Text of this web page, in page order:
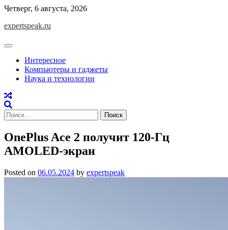
Skip
content
Четверг, 6 августа, 2026
expertspeak.ru
Интересное
Компьютеры и гаджеты
Наука и технологии
Найти:
OnePlus Ace 2 получит 120-Гц
AMOLED-экран
Posted on 06.05.2024 by expertspeak